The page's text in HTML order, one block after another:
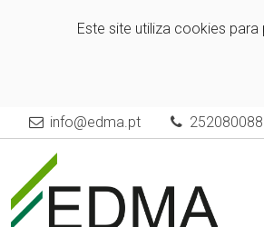
Este site utiliza cookies
info@edma.pt 252080088